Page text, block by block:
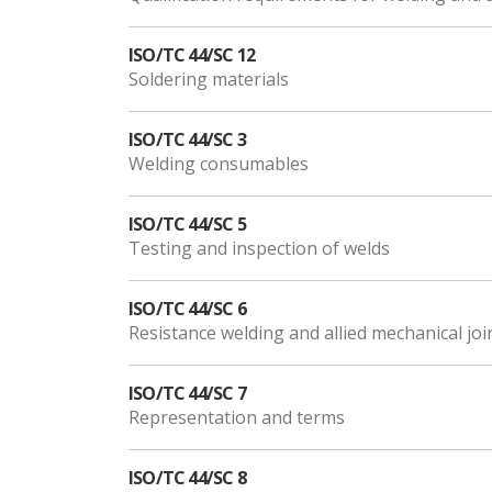
ISO/TC 44/SC 12
Soldering materials
ISO/TC 44/SC 3
Welding consumables
ISO/TC 44/SC 5
Testing and inspection of welds
ISO/TC 44/SC 6
Resistance welding and allied mechanical
ISO/TC 44/SC 7
Representation and terms
ISO/TC 44/SC 8